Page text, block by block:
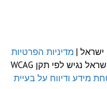
ישראל | מדיניות הפרטיות
| אתר אינטרנט ישראל נגיש לפי תקן WCAG
מידע ודיווח על בעיית